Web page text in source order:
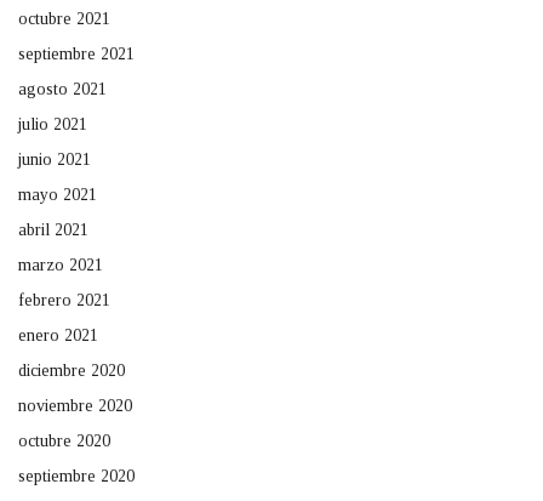
octubre 2021
septiembre 2021
agosto 2021
julio 2021
junio 2021
mayo 2021
abril 2021
marzo 2021
febrero 2021
enero 2021
diciembre 2020
noviembre 2020
octubre 2020
septiembre 2020